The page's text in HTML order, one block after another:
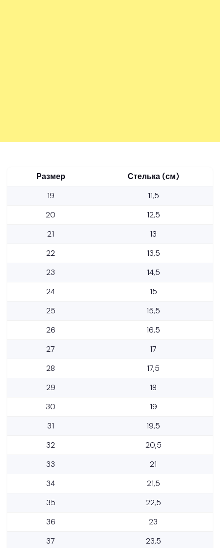
Размер
Стелька (см)
19
11,5
20
12,5
21
13
22
13,5
23
14,5
24
15
25
15,5
26
16,5
27
17
28
17,5
29
18
30
19
31
19,5
32
20,5
33
21
34
21,5
35
22,5
36
23
37
23,5